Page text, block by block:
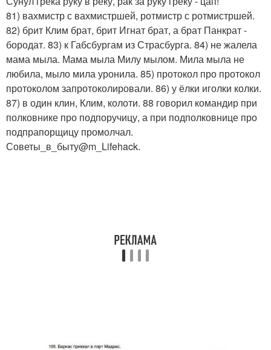
81) вахмистр с вахмистршей, ротмистр с ротмистршей.
82) брит Клим брат, брит Игнат брат, а брат Панкрат -
бородат. 83) к Габсбургам из Страсбурга. 84) не жалела
мама мыла. Мама мыла Милу мылом. Мила мыла не
любила, мыло мила уронила. 85) протокол про протокол
протоколом запротоколировали. 86) у ёлки иголки колки.
87) в один клин, Клим, колоти. 88 говорил командир при
полковнике про подпоручицу, а при подполковнице про
подпрапорщицу промолчал.
Советы_в_быту@m_Lifehack.